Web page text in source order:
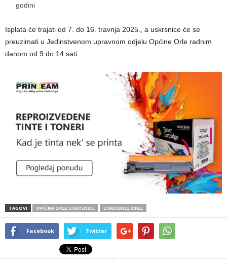
godini
Isplata će trajati od 7. do 16. travnja 2025., a uskrsnice će se
preuzimati u Jedinstvenom upravnom odjelu Općine Orle radnim
danom od 9 do 14 sati.
TAGOVI OPĆINA ORLE USKRSNICE USKRSNICE ORLE
Facebook Twitter